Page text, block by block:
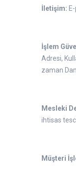
İletişim:
İşlem
Adresi,
zaman
Mesleki
ihtisas
Müşteri